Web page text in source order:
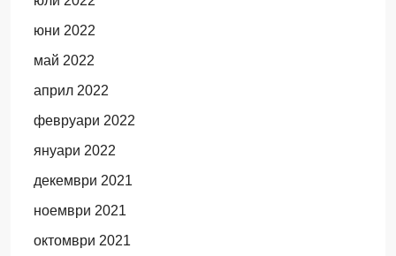
юни 2022
май 2022
април 2022
февруари 2022
януари 2022
декември 2021
ноември 2021
октомври 2021